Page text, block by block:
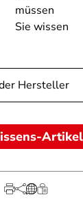
müssen
Sie wissen
Hersteller
Artikel